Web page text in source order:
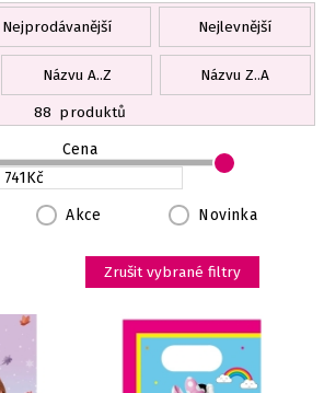
Nejprodávanější Nejlevnější
Názvu A..Z
Názvu Z..A
88 produktů
Akce Novinka
Cena
Zrušit vybrané filtry